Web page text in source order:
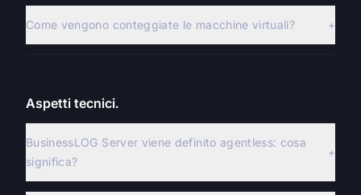
Come vengono conteggiate le macchine virtuali? +
Aspetti tecnici.
BusinessLOG Server viene definito agentless: cosa
significa?
+